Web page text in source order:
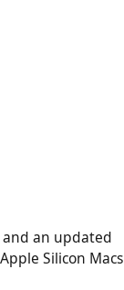
and an updated
Silicon Macs